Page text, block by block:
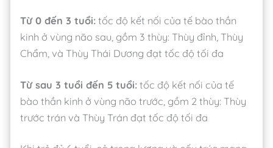
Từ 0 đến 3 tuổi: tốc độ kết nối của tế bào thần
kinh ở vùng não sau, gồm 3 thùy: Thùy đỉnh, Thùy
Chẩm, và Thùy Thái Dương đạt tốc độ tối đa
Từ sau 3 tuổi đến 5 tuổi: tốc độ kết nối của tế
bào thần kinh ở vùng não trước, gồm 2 thùy: Thùy
trước trán và Thùy Trán đạt tốc độ tối đa